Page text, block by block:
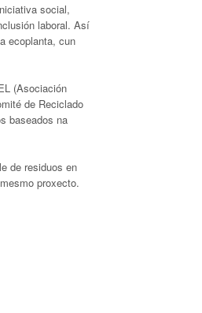
social,
laboral. Así
ecoplanta, cun
(Asociación
de Reciclado
baseados na
de residuos en
proxecto.